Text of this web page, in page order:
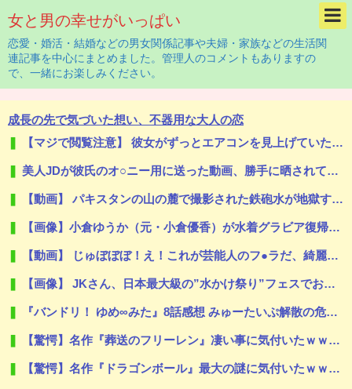
女と男の幸せがいっぱい
恋愛・婚活・結婚などの男女関係記事や夫婦・家族などの生活関
連記事を中心にまとめました。管理人のコメントもありますの
で、一緒にお楽しみください。
成長の先で気づいた想い、不器用な大人の恋
【マジで閲覧注意】 彼女がずっとエアコンを見上げていた。どうしたの？つけた方がいい？ → その時はまだ、本当の理由を知りませんでした…
美人JDが彼氏のオ○ニー用に送った動画、勝手に晒されて学校中の”共有オカズ” にされる
【動画】 パキスタンの山の麓で撮影された鉄砲水が地獄すぎる。
【画像】小倉ゆうか（元・小倉優香）が水着グラビア復帰ｗｗｗｗｗｗｗｗｗｗｗ
【動画】 じゅぼぼぼ！え！これが芸能人のフ●ラだ、綺麗な顔とお口でこんなことしているだ 笑
【画像】 JKさん、日本最大級の”水かけ祭り”フェスでおっ〇ぱい丸見え！大量ぶっかけハプニングｗｗｗ
『バンドリ！ ゆめ∞みた』8話感想 みゅーたいぷ解散の危機！？
【驚愕】名作『葬送のフリーレン』凄い事に気付いたｗｗｗｗ「ヒンメル」とか「南の勇者」みたいなヒョロガリが最強なの違和感やわ…もしかして…
【驚愕】名作『ドラゴンボール』最大の謎に気付いたｗｗｗｗ『ドラゴンボール』唯一にして最大の謎がこちら…凄すぎる…